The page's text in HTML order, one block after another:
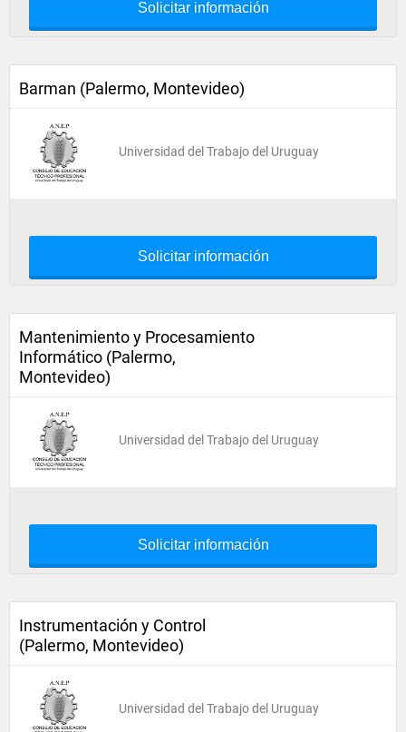
Solicitar información
Barman (Palermo, Montevideo)
Universidad del Trabajo del Uruguay
Solicitar información
Mantenimiento y Procesamiento
Informático (Palermo,
Montevideo)
Universidad del Trabajo del Uruguay
Solicitar información
Instrumentación y Control
(Palermo, Montevideo)
Universidad del Trabajo del Uruguay